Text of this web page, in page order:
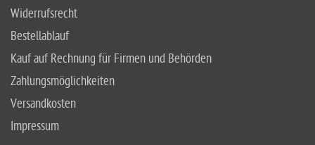
Widerrufsrecht
Bestellablauf
Kauf auf Rechnung für Firmen und Behörden
Zahlungsmöglichkeiten
Versandkosten
Impressum